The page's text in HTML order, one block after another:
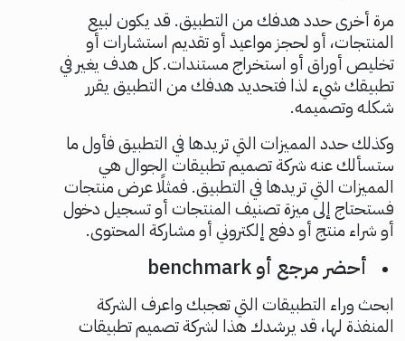
مرة أخرى حدد هدفك من التطبيق. قد يكون لبيع
المنتجات، أو لحجز مواعيد أو تقديم استشارات أو
تخليص أوراق أو استخراج مستندات. كل هدف يغير في
تطبيقك شيء لذا فتحديد هدفك من التطبيق يقرر
شكله وتصميمه.
وكذلك حدد المميزات التي تريدها في التطبيق فأول ما
ستسألك عنه شركة تصميم تطبيقات الجوال هي
المميزات التي تريدها في التطبيق. فمثلًا عرض منتجات
فستحتاج إلى ميزة تصنيف المنتجات أو تسجيل دخول
أو شراء منتج أو دفع إلكتروني أو مشاركة المحتوى.
أحضر مرجع أو benchmark
ابحث وراء التطبيقات التي تعجبك واعرف الشركة
المنفذة لها، قد يرشدك هذا لشركة تصميم تطبيقات